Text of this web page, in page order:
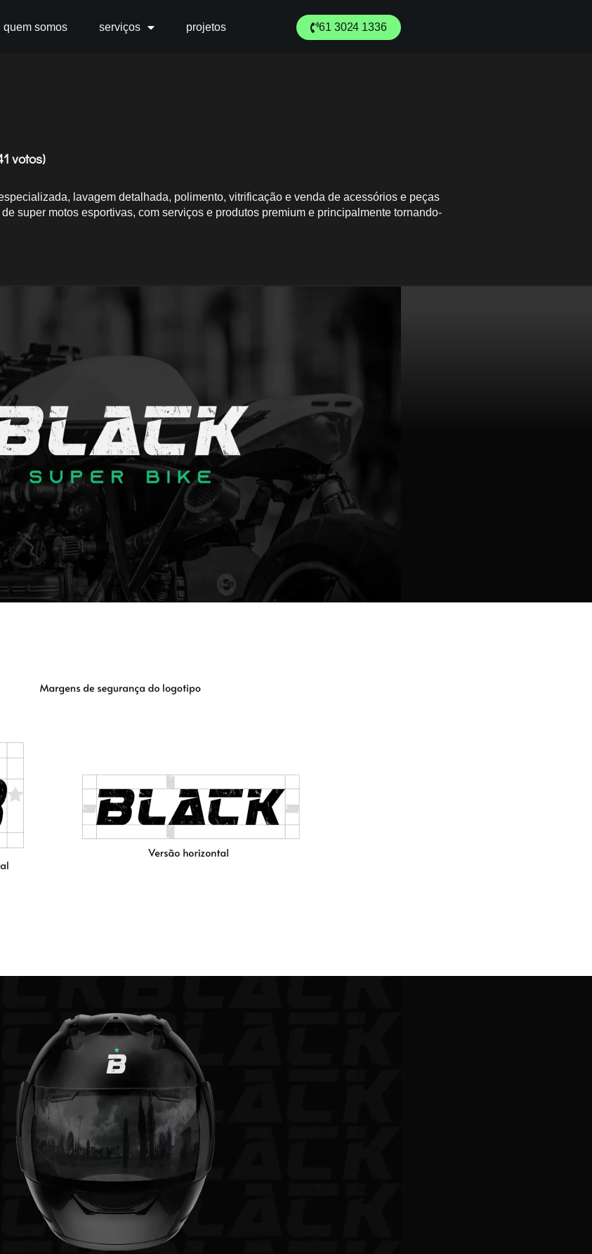
quem somos serviços projetos 61 3024 1336
votos)
lavagem detalhada, polimento, vitrificação e venda de acessórios e peças
super motos esportivas, com serviços e produtos premium e principalmente tornando-